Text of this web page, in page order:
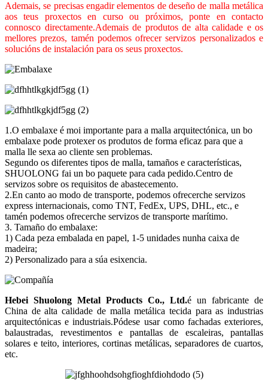
Ademais, se precisas engadir elementos de deseño de malla metálica
aos teus proxectos en curso ou próximos, ponte en contacto
connosco directamente.Ademais de produtos de alta calidade e os
mellores prezos, tamén podemos ofrecer servizos personalizados e
solucións de instalación para os seus proxectos.
1.O embalaxe é moi importante para a malla arquitectónica, un bo
embalaxe pode protexer os produtos de forma eficaz para que a
malla lle sexa ao cliente sen problemas.
Segundo os diferentes tipos de malla, tamaños e características,
SHUOLONG fai un bo paquete para cada pedido.Centro de
servizos sobre os requisitos de abastecemento.
2.En canto ao modo de transporte, podemos ofrecerche servizos
express internacionais, como TNT, FedEx, UPS, DHL, etc., e
tamén podemos ofrecerche servizos de transporte marítimo.
3. Tamaño do embalaxe:
1) Cada peza embalada en papel, 1-5 unidades nunha caixa de
madeira;
2) Personalizado para a súa esixencia.
Hebei Shuolong Metal Products Co., Ltd.é un fabricante de
China de alta calidade de malla metálica tecida para as industrias
arquitectónicas e industriais.Pódese usar como fachadas exteriores,
balaustradas, revestimentos e pantallas de escaleiras, pantallas
solares e teito, interiores, cortinas metálicas, separadores de cuartos,
etc.